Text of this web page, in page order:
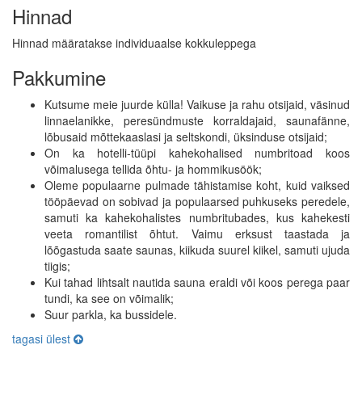
Hinnad
Hinnad määratakse individuaalse kokkuleppega
Pakkumine
Kutsume meie juurde külla! Vaikuse ja rahu otsijaid, väsinud
linnaelanikke, peresündmuste korraldajaid, saunafänne,
lõbusaid mõttekaaslasi ja seltskondi, üksinduse otsijaid;
On ka hotelli-tüüpi kahekohalised numbritoad koos
võimalusega tellida õhtu- ja hommikusöök;
Oleme populaarne pulmade tähistamise koht, kuid vaiksed
tööpäevad on sobivad ja populaarsed puhkuseks peredele,
samuti ka kahekohalistes numbritubades, kus kahekesti
veeta romantilist õhtut. Vaimu erksust taastada ja
lõõgastuda saate saunas, kiikuda suurel kiikel, samuti ujuda
tiigis;
Kui tahad lihtsalt nautida sauna eraldi või koos perega paar
tundi, ka see on võimalik;
Suur parkla, ka bussidele.
tagasi ülest